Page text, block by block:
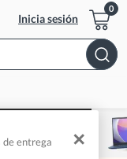
Inicia sesión
de entrega
✕